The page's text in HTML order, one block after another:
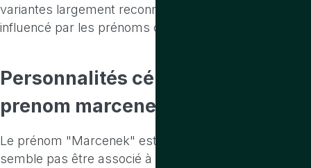
variantes largement reconnues, mais il pourrait être
influencé par les prénoms ci-dessus.
Personnalités célèbres
prenom marcenek
Le prénom "Marcenek" est extrêmement rare et ne
semble pas être associé à des personnalités célèbres